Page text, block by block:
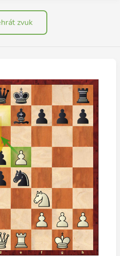
zvuk